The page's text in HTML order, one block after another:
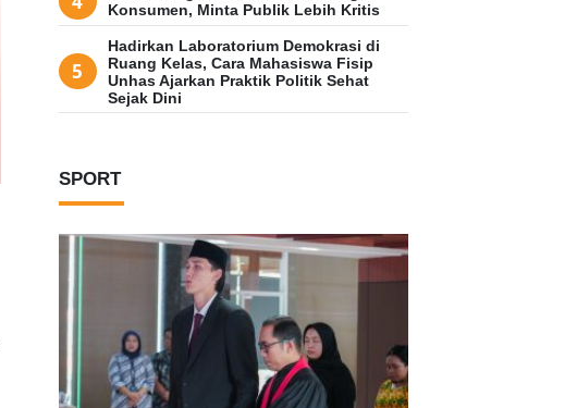
Konsumen, Minta Publik Lebih Kritis
Hadirkan Laboratorium Demokrasi di
Ruang Kelas, Cara Mahasiswa Fisip
Unhas Ajarkan Praktik Politik Sehat
Sejak Dini
SPORT